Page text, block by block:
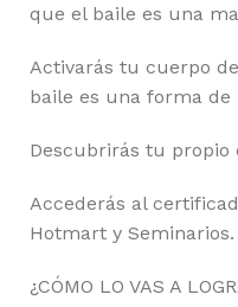
que el baile es una
Activarás tu cuerpo
baile es una forma
Descubrirás tu propio
Accederás al
Hotmart y Seminarios.
¿CÓMO LO VAS A